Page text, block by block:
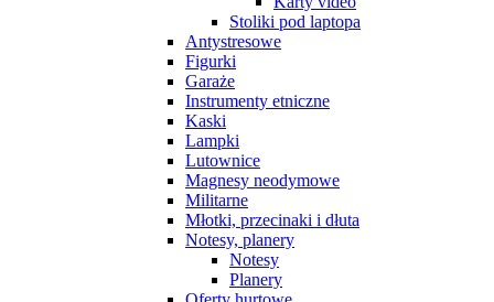
Stoliki pod laptopa
Antystresowe
Figurki
Garaże
Instrumenty etniczne
Kaski
Lampki
Lutownice
Magnesy neodymowe
Militarne
Młotki, przecinaki i dłuta
Notesy, planery
Notesy
Planery